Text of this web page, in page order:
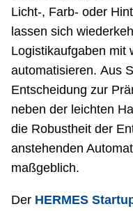
Licht-, Farb- oder
lassen sich
Logistikaufgaben mit
automatisieren. Aus
Entscheidung zur
neben der leichten
die Robustheit der
anstehenden
maßgeblich.
DerHERMES